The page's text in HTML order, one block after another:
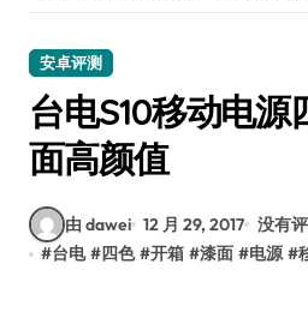
安卓评测
台电S10移动电
面高颜值
由 dawei 12 月 29, 2017 没有
#台电 #四色 #开箱 #漆面 #电源 #